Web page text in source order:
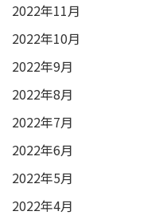
2022年11月
2022年10月
2022年9月
2022年8月
2022年7月
2022年6月
2022年5月
2022年4月